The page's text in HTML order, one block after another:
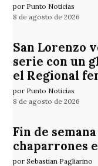
por Punto Noticias
8 de agosto de 2026
San Lorenzo
serie con un
el Regional
por Punto Noticias
8 de agosto de 2026
Fin de
chaparrones
por Sebastian Pagliarino